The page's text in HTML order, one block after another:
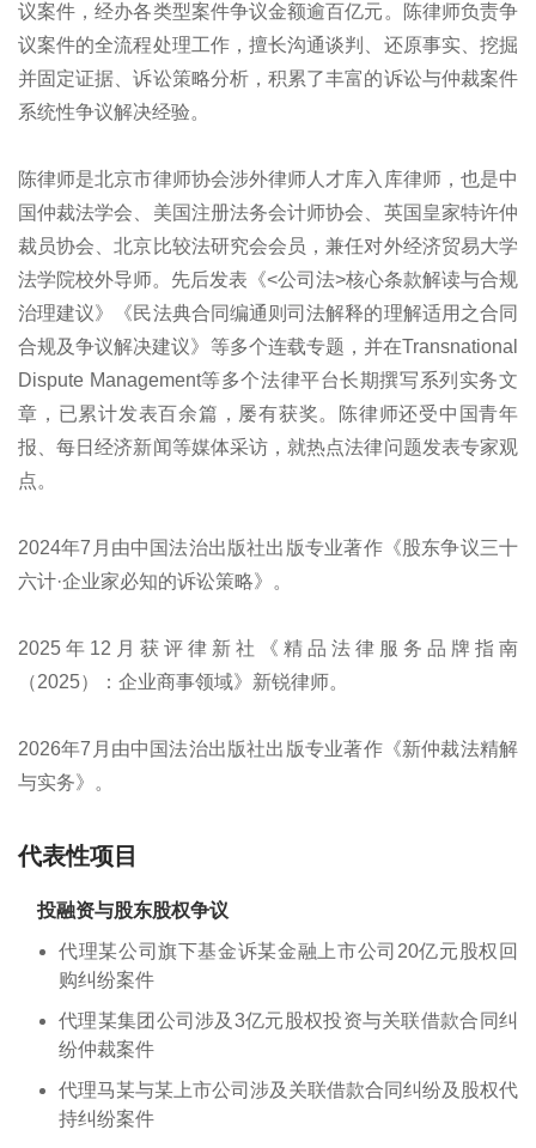
议案件，经办各类型案件争议金额逾百亿元。陈律师负责争
议案件的全流程处理工作，擅长沟通谈判、还原事实、挖掘
并固定证据、诉讼策略分析，积累了丰富的诉讼与仲裁案件
系统性争议解决经验。
陈律师是北京市律师协会涉外律师人才库入库律师，也是中
国仲裁法学会、美国注册法务会计师协会、英国皇家特许仲
裁员协会、北京比较法研究会会员，兼任对外经济贸易大学
法学院校外导师。先后发表《<公司法>核心条款解读与合规
治理建议》《民法典合同编通则司法解释的理解适用之合同
合规及争议解决建议》等多个连载专题，并在Transnational
Dispute Management等多个法律平台长期撰写系列实务文
章，已累计发表百余篇，屡有获奖。陈律师还受中国青年
报、每日经济新闻等媒体采访，就热点法律问题发表专家观
点。
2024年7月由中国法治出版社出版专业著作《股东争议三十
六计·企业家必知的诉讼策略》。
2025年12月获评律新社《精品法律服务品牌指南
（2025）：企业商事领域》新锐律师。
2026年7月由中国法治出版社出版专业著作《新仲裁法精解
与实务》。
代表性项目
投融资与股东股权争议
代理某公司旗下基金诉某金融上市公司20亿元股权回
购纠纷案件
代理某集团公司涉及3亿元股权投资与关联借款合同纠
纷仲裁案件
代理马某与某上市公司涉及关联借款合同纠纷及股权代
持纠纷案件